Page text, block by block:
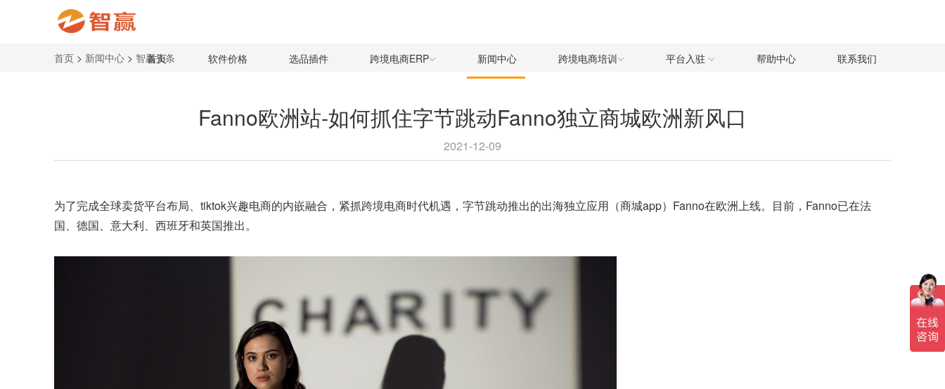
首页 软件价格 选品插件 跨境电商ERP 新闻中心 跨境电商培训 平台入驻 帮助中心 联系我们
首页 > 新闻中心 > 智赢头条
Fanno欧洲站-如何抓住字节跳动Fanno独立商城欧洲新风口
2021-12-09
为了完成全球卖货平台布局、 tiktok兴趣电商的内嵌融合，紧抓跨境电商时代机遇，字节跳动推出的出海独立应用（商城app）Fanno在欧洲上线。目前， Fanno已在法
国、德国、意大利、西班牙和英国推出。